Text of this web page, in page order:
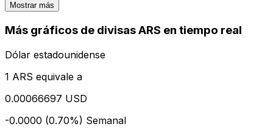
Mostrar más
Más gráficos de divisas ARS en tiempo real
Dólar estadounidense
1 ARS equivale a
0.00066697 USD
-0.0000 (0.70%) Semanal